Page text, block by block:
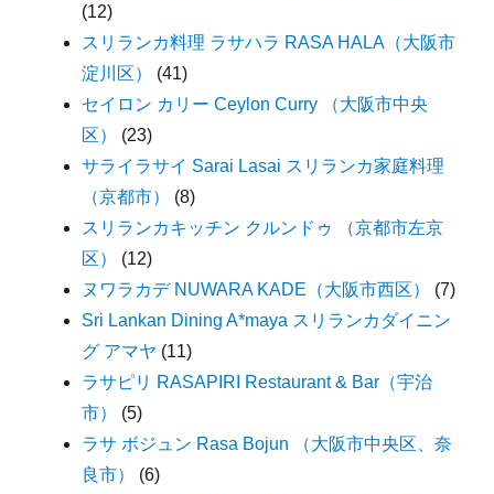
(12)
スリランカ料理 ラサハラ RASA HALA（大阪市
淀川区）
(41)
セイロン カリー Ceylon Curry （大阪市中央
区）
(23)
サライラサイ Sarai Lasai スリランカ家庭料理
（京都市）
(8)
スリランカキッチン クルンドゥ （京都市左京
区）
(12)
ヌワラカデ NUWARA KADE（大阪市西区）
(7)
Sri Lankan Dining A*maya スリランカダイニン
グ アマヤ (11)
ラサピリ RASAPIRI Restaurant & Bar（宇治
市）
(5)
ラサ ボジュン Rasa Bojun （大阪市中央区、奈
良市）
(6)